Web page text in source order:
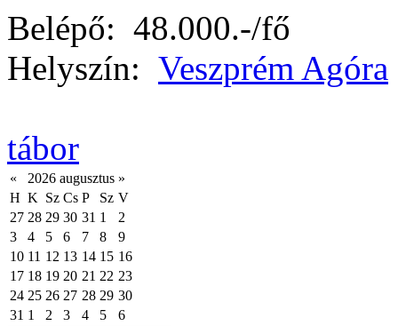
Belépő: 48.000.-/fő
Helyszín: Veszprém Agóra
tábor
« 2026 augusztus »
H K Sz Cs P Sz V
27 28 29 30 31 1
2
3
4 5 6 7 8
9
10 11 12 13 14 15 16
17 18 19 20 21 22 23
24 25 26 27 28 29 30
31 1 2 3 4 5 6